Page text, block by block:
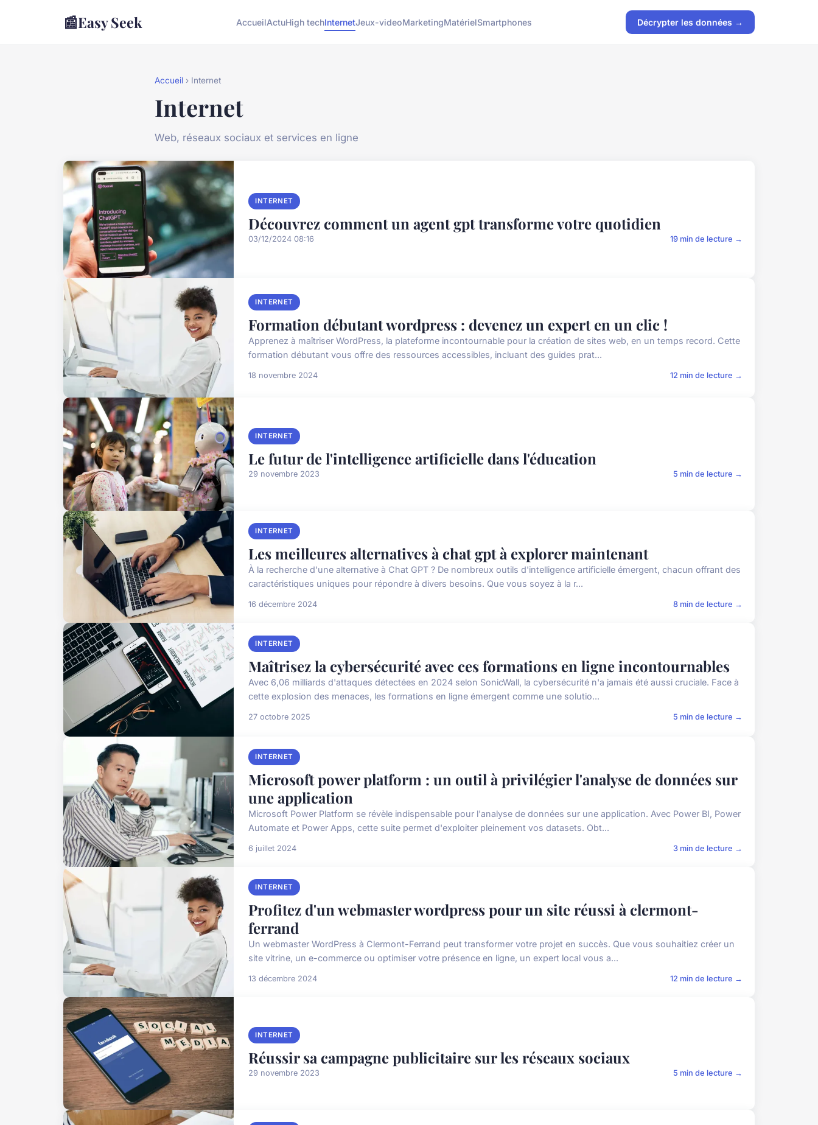
📰Easy Seek AccueilActuHigh techInternetJeux-videoMarketingMatérielSmartphones Décrypter les données →
Accueil › Internet
Internet
Web, réseaux sociaux et services en ligne
INTERNET
Découvrez comment un agent gpt transforme votre quotidien
03/12/2024 08:16 19 min de lecture →
INTERNET
Formation débutant wordpress : devenez un expert en un clic !
Apprenez à maîtriser WordPress, la plateforme incontournable pour la création de sites web, en un temps record. Cette
formation débutant vous offre des ressources accessibles, incluant des guides prat...
18 novembre 2024 12 min de lecture →
INTERNET
Le futur de l'intelligence artificielle dans l'éducation
29 novembre 2023 5 min de lecture →
INTERNET
Les meilleures alternatives à chat gpt à explorer maintenant
À la recherche d'une alternative à Chat GPT ? De nombreux outils d'intelligence artificielle émergent, chacun offrant des
caractéristiques uniques pour répondre à divers besoins. Que vous soyez à la r...
16 décembre 2024 8 min de lecture →
INTERNET
Maîtrisez la cybersécurité avec ces formations en ligne incontournables
Avec 6,06 milliards d'attaques détectées en 2024 selon SonicWall, la cybersécurité n'a jamais été aussi cruciale. Face à
cette explosion des menaces, les formations en ligne émergent comme une solutio...
27 octobre 2025 5 min de lecture →
INTERNET
Microsoft power platform : un outil à privilégier l'analyse de données sur
une application
Microsoft Power Platform se révèle indispensable pour l'analyse de données sur une application. Avec Power BI, Power
Automate et Power Apps, cette suite permet d'exploiter pleinement vos datasets. Obt...
6 juillet 2024 3 min de lecture →
INTERNET
Profitez d'un webmaster wordpress pour un site réussi à clermont-
ferrand
Un webmaster WordPress à Clermont-Ferrand peut transformer votre projet en succès. Que vous souhaitiez créer un
site vitrine, un e-commerce ou optimiser votre présence en ligne, un expert local vous a...
13 décembre 2024 12 min de lecture →
INTERNET
Réussir sa campagne publicitaire sur les réseaux sociaux
29 novembre 2023 5 min de lecture →